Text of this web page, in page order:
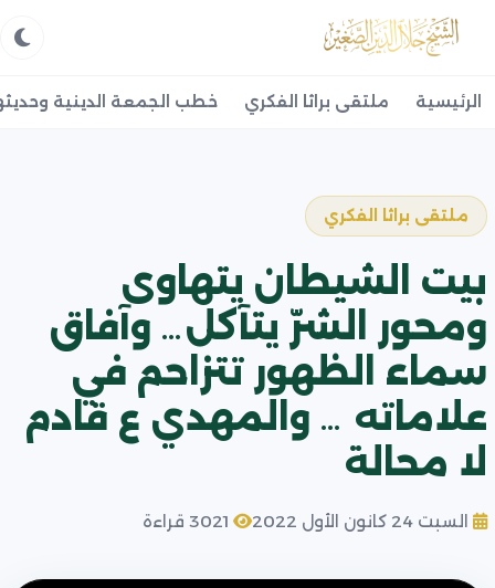
الرئيسية ملتقى براثا الفكري خطب الجمعة الدينية
ملتقى براثا الفكري
بيت الشيطان يتهاوى
ومحور الشرّ يتآكل… وآفاق
سماء الظهور تتزاحم في
علاماته … والمهدي ع قادم
لا محالة
السبت 24 كانون الأول 2022